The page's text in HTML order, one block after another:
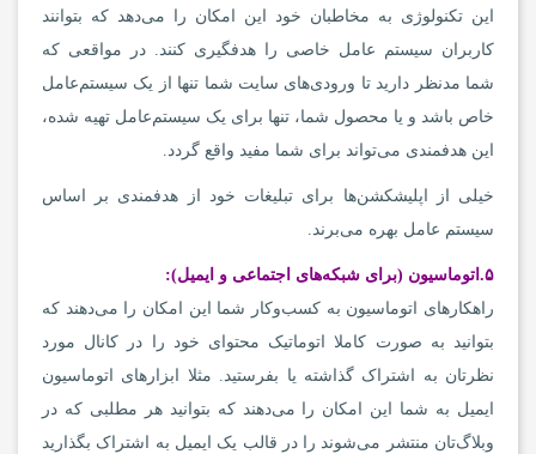
این تکنولوژی به مخاطبان خود این امکان را می‌دهد که بتوانند
کاربران سیستم عامل خاصی را هدفگیری کنند. در مواقعی که
شما مدنظر دارید تا ورودی‌های سایت شما تنها از یک سیستم‌عامل
خاص باشد و یا محصول شما، تنها برای یک سیستم‌عامل تهیه شده،
این هدفمندی می‌تواند برای شما مفید واقع گردد.
خیلی از اپلیشکشن‌ها برای تبلیغات خود از هدفمندی بر اساس
سیستم عامل بهره می‌برند.
۵. اتوماسیون (برای شبکههای اجتماعی و ایمیل):
راهکارهای اتوماسیون به کسب‌وکار شما این امکان را می‌دهند که
بتوانید به صورت کاملا اتوماتیک محتوای خود را در کانال مورد
نظرتان به اشتراک گذاشته یا بفرستید. مثلا ابزارهای اتوماسیون
ایمیل به شما این امکان را می‌دهند که بتوانید هر مطلبی که در
وبلاگ‌تان منتشر می‌شوند را در قالب یک ایمیل به اشتراک بگذارید